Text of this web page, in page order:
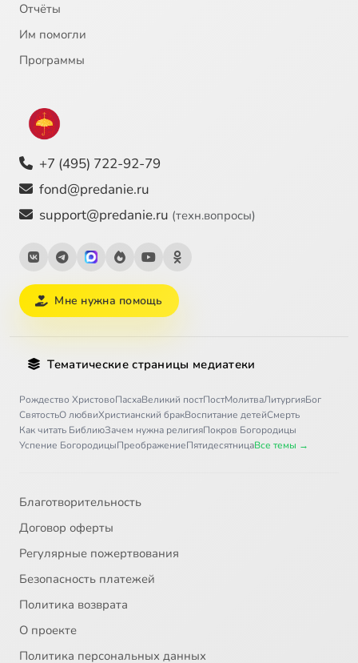
Отчёты
Им помогли
Программы
+7 (495) 722-92-79
fond@predanie.ru
support@predanie.ru (техн.вопросы)
Мне нужна помощь
Тематические страницы медиатеки
Рождество ХристовоПасхаВеликий постПостМолитваЛитургияБог
СвятостьО любвиХристианский бракВоспитание детейСмерть
Как читать БиблиюЗачем нужна религияПокров Богородицы
Успение БогородицыПреображениеПятидесятницаВсе темы →
Благотворительность
Договор оферты
Регулярные пожертвования
Безопасность платежей
Политика возврата
О проекте
Политика персональных данных